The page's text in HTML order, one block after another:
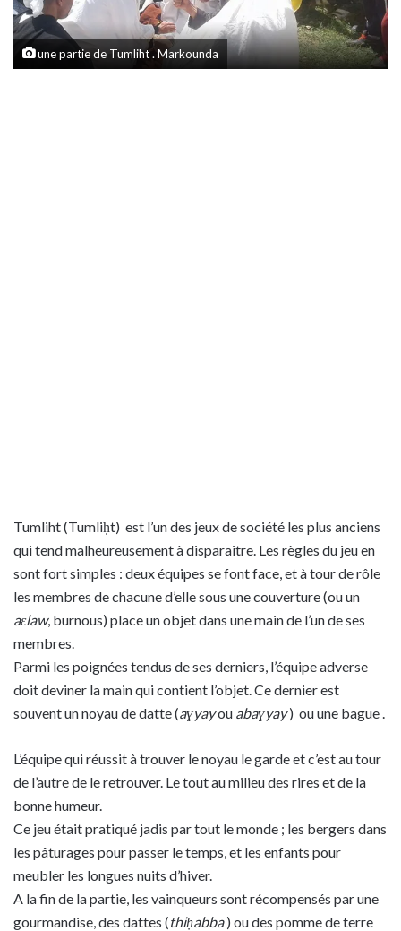
une partie de Tumliht . Markounda
Tumliht (Tumliḥt) est l’un des jeux de société les plus anciens
qui tend malheureusement à disparaitre. Les règles du jeu en
sont fort simples : deux équipes se font face, et à tour de rôle
les membres de chacune d’elle sous une couverture (ou un
aɛlaw, burnous) place un objet dans une main de l’un de ses
membres.
Parmi les poignées tendus de ses derniers, l’équipe adverse
doit deviner la main qui contient l’objet. Ce dernier est
souvent un noyau de datte (aɣyayou abaɣyay) ou une bague .
L’équipe qui réussit à trouver le noyau le garde et c’est au tour
de l’autre de le retrouver. Le tout au milieu des rires et de la
bonne humeur.
Ce jeu était pratiqué jadis par tout le monde ; les bergers dans
les pâturages pour passer le temps, et les enfants pour
meubler les longues nuits d’hiver.
A la fin de la partie, les vainqueurs sont récompensés par une
gourmandise, des dattes (thiḥabba) ou des pomme de terre